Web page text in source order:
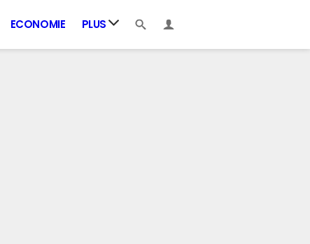
ECONOMIE PLUS